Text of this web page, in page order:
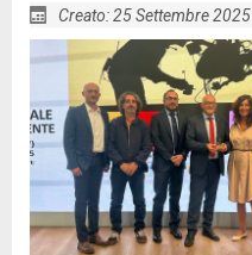
Creato: 25 Settembre 2025